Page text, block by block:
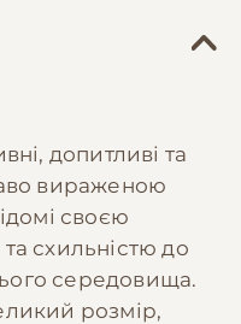
допитливі та
вираженою
своєю
схильністю до
середовища.
розмір,